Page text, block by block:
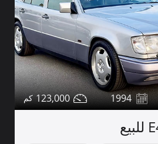
1994
123,000